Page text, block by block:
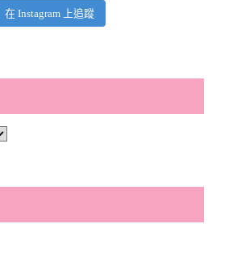
在 Instagram 上追蹤